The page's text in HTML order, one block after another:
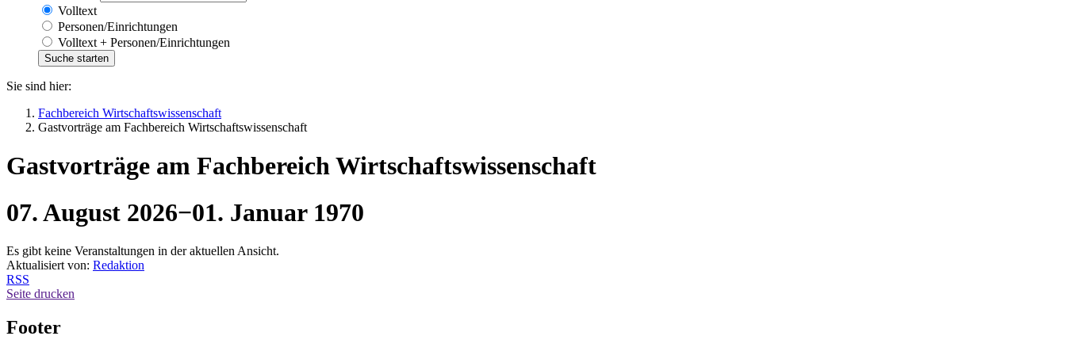
Volltext
Personen/Einrichtungen
Volltext + Personen/Einrichtungen
Sie sind hier:
Fachbereich Wirtschaftswissenschaft
Gastvorträge am Fachbereich Wirtschaftswissenschaft
Gastvorträge am Fachbereich Wirtschaftswissenschaft
07. August 2026−01. Januar 1970
Es gibt keine Veranstaltungen in der aktuellen Ansicht.
Aktualisiert von: Redaktion
RSS
Seite drucken
Footer